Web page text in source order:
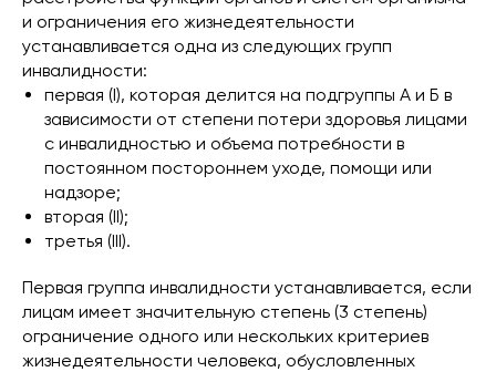
и ограничения его жизнедеятельности
устанавливается одна из следующих групп
инвалидности:
первая (I), которая делится на подгруппы А и Б в
зависимости от степени потери здоровья лицами
с инвалидностью и объема потребности в
постоянном постороннем уходе, помощи или
надзоре;
вторая (II);
третья (III).
Первая группа инвалидности устанавливается, если
лицам имеет значительную степень (3 степень)
ограничение одного или нескольких критериев
жизнедеятельности человека, обусловленных